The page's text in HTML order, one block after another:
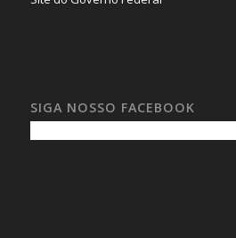
SIGA NOSSO FACEBOOK